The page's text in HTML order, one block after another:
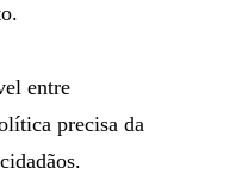
entre
precisa da